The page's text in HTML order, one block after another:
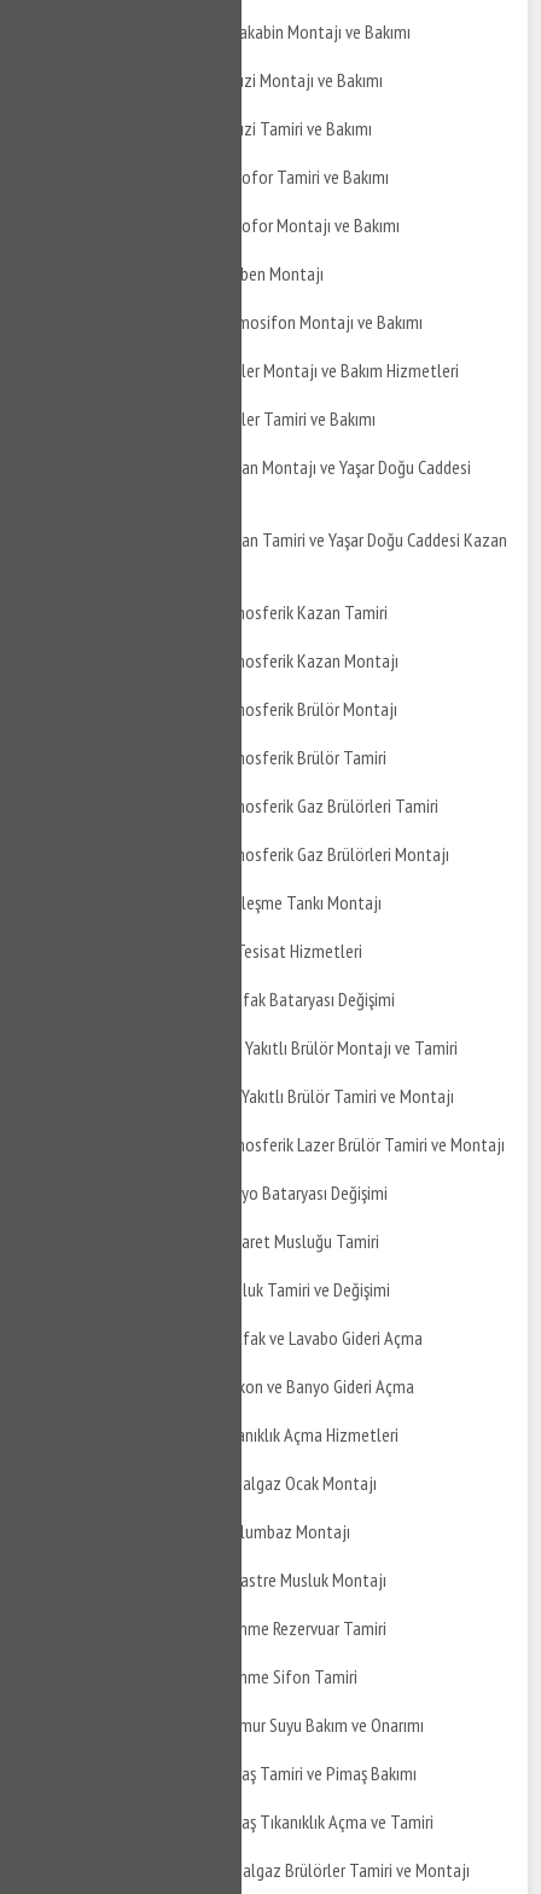
Yaşar Doğu Caddesi Duşakabin Montajı ve Bakımı
Yaşar Doğu Caddesi Jakuzi Montajı ve Bakımı
Yaşar Doğu Caddesi Jakuzi Tamiri ve Bakımı
Yaşar Doğu Caddesi Hidrofor Tamiri ve Bakımı
Yaşar Doğu Caddesi Hidrofor Montajı ve Bakımı
Yaşar Doğu Caddesi Şofben Montajı
Yaşar Doğu Caddesi Termosifon Montajı ve Bakımı
Yaşar Doğu Caddesi Boyler Montajı ve Bakım Hizmetleri
Yaşar Doğu Caddesi Boyler Tamiri ve Bakımı
Yaşar Doğu Caddesi Kazan Montajı ve Yaşar Doğu Caddesi
Yaşar Doğu Caddesi Kazan Tamiri ve Yaşar Doğu Caddesi Kazan
Yaşar Doğu Caddesi Atmosferik Kazan Tamiri
Yaşar Doğu Caddesi Atmosferik Kazan Montajı
Yaşar Doğu Caddesi Atmosferik Brülör Montajı
Yaşar Doğu Caddesi Atmosferik Brülör Tamiri
Yaşar Doğu Caddesi Atmosferik Gaz Brülörleri Tamiri
Yaşar Doğu Caddesi Atmosferik Gaz Brülörleri Montajı
Yaşar Doğu Caddesi Genleşme Tankı Montajı
Yaşar Doğu Caddesi Su Tesisat Hizmetleri
Yaşar Doğu Caddesi Mutfak Bataryası Değişimi
Yaşar Doğu Caddesi Gaz Yakıtlı Brülör Montajı ve Tamiri
Yaşar Doğu Caddesi Sıvı Yakıtlı Brülör Tamiri ve Montajı
Yaşar Doğu Caddesi Atmosferik Lazer Brülör Tamiri ve Montajı
Yaşar Doğu Caddesi Banyo Bataryası Değişimi
Yaşar Doğu Caddesi Taharet Musluğu Tamiri
Yaşar Doğu Caddesi Musluk Tamiri ve Değişimi
Yaşar Doğu Caddesi Mutfak ve Lavabo Gideri Açma
Yaşar Doğu Caddesi Balkon ve Banyo Gideri Açma
Yaşar Doğu Caddesi Tıkanıklık Açma Hizmetleri
Yaşar Doğu Caddesi Doğalgaz Ocak Montajı
Yaşar Doğu Caddesi Davlumbaz Montajı
Yaşar Doğu Caddesi Ankastre Musluk Montajı
Yaşar Doğu Caddesi Gömme Rezervuar Tamiri
Yaşar Doğu Caddesi Gömme Sifon Tamiri
Yaşar Doğu Caddesi Yağmur Suyu Bakım ve Onarımı
Yaşar Doğu Caddesi Pimaş Tamiri ve Pimaş Bakımı
Yaşar Doğu Caddesi Pimaş Tıkanıklık Açma ve Tamiri
Yaşar Doğu Caddesi Doğalgaz Brülörler Tamiri ve Montajı